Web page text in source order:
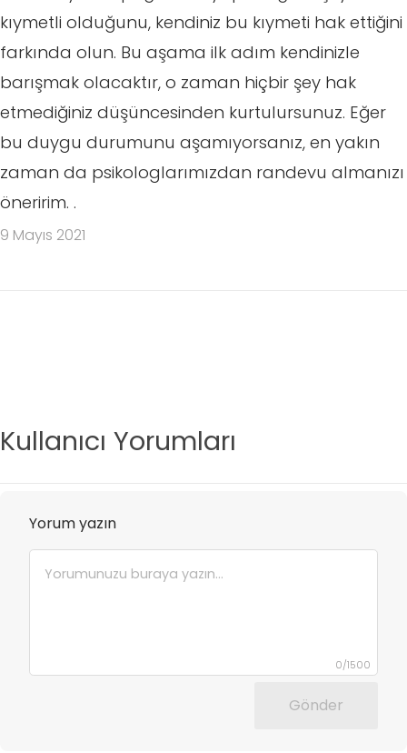
kıymetli olduğunu, kendiniz bu kıymeti hak ettiğini
farkında olun. Bu aşama ilk adım kendinizle
barışmak olacaktır, o zaman hiçbir şey hak
etmediğiniz düşüncesinden kurtulursunuz. Eğer
bu duygu durumunu aşamıyorsanız, en yakın
zaman da psikologlarımızdan randevu almanızı
öneririm. .
9 Mayıs 2021
Kullanıcı Yorumları
Yorum yazın
0/1500
Gönder